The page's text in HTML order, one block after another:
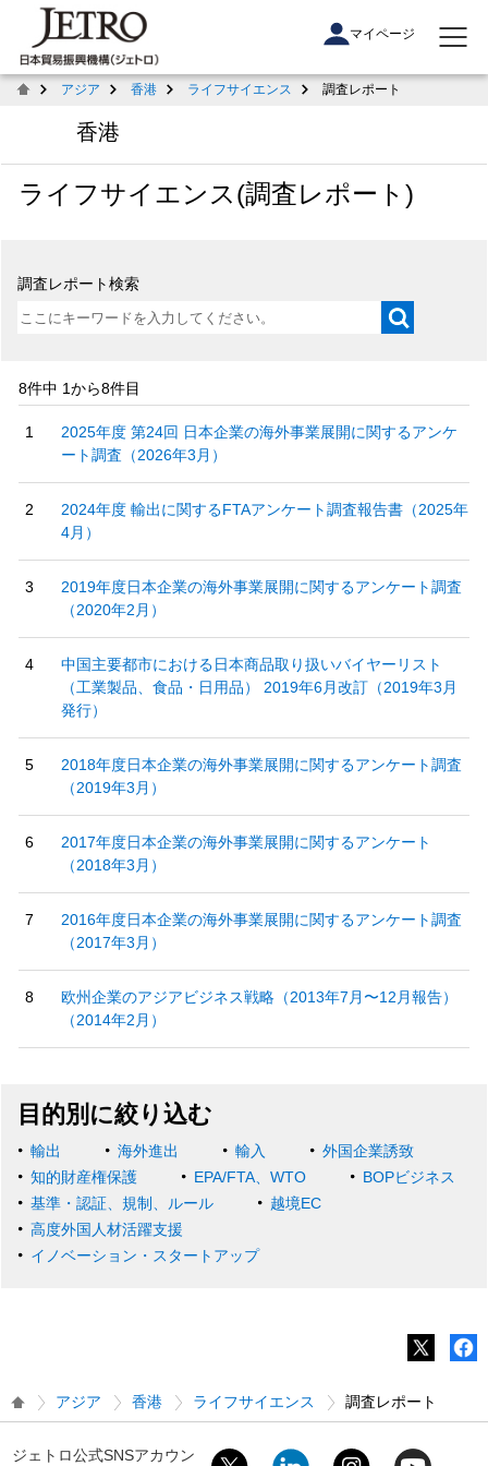
マイページ
アジア 香港 ライフサイエンス 調査レポート
香港
ライフサイエンス(調査レポート)
調査レポート検索
8件中 1から8件目
2025年度 第24回 日本企業の海外事業展開に関するアンケ
ート調査（2026年3月）
2024年度 輸出に関するFTAアンケート調査報告書（2025年
4月）
2019年度日本企業の海外事業展開に関するアンケート調査
（2020年2月）
中国主要都市における日本商品取り扱いバイヤーリスト
（工業製品、食品・日用品） 2019年6月改訂（2019年3月
発行）
2018年度日本企業の海外事業展開に関するアンケート調査
（2019年3月）
2017年度日本企業の海外事業展開に関するアンケート
（2018年3月）
2016年度日本企業の海外事業展開に関するアンケート調査
（2017年3月）
欧州企業のアジアビジネス戦略（2013年7月〜12月報告）
（2014年2月）
目的別に絞り込む
輸出 海外進出 輸入
外国企業誘致
知的財産権保護
EPA/FTA、WTO
BOPビジネス
基準・認証、規制、ルール
越境EC
高度外国人材活躍支援
イノベーション・スタートアップ
アジア 香港 ライフサイエンス 調査レポート
ジェトロ公式SNSアカウン